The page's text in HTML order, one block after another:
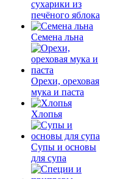
сухарики из
печёного яблока
Семена льна
Орехи, ореховая
мука и паста
Хлопья
Супы и основы
для супа